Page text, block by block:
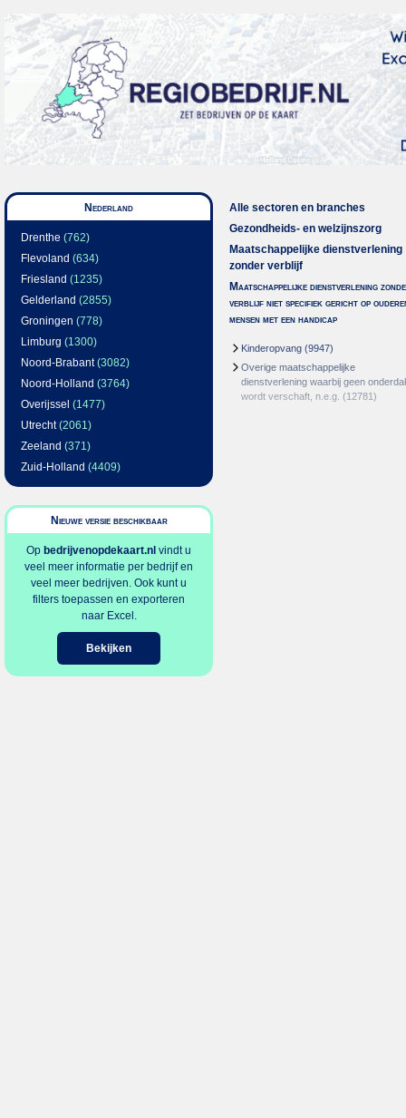
Nederland
Drenthe (762)
Flevoland (634)
Friesland (1235)
Gelderland (2855)
Groningen (778)
Limburg (1300)
Noord-Brabant(3082)
Noord-Holland (3764)
Overijssel (1477)
Utrecht(2061)
Zeeland (371)
Zuid-Holland (4409)
Nieuwe versie beschikbaar
Op bedrijvenopdekaart.nl vindt u
veel meer informatie per bedrijf en
veel meer bedrijven. Ook kunt u
filters toepassen en exporteren
naar Excel.
Bekijken
Alle sectoren en branches
Gezondheids- en welzijnszorg
Maatschappelijke dienstverlening
zonder verblijf
Maatschappelijke dienstverlening
verblijf niet specifiek gericht op
mensen met een handicap
Kinderopvang (9947)
Overige maatschappelijke
dienstverlening waarbij geen
wordt verschaft, n.e.g. (12781)